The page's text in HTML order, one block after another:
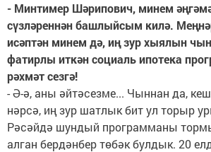
- Минтимер Шәрипович, минем
сүзләреннән башлыйсым килә.
исәптән минем дә, иң зур хыялын
фатирлы иткән социаль ипотека
рәхмәт сезгә!
- Ә-ә, аны әйтәсезме... Чыннан да,
нәрсә, иң зур шатлык бит ул торыр
Рәсәйдә шундый программаны
алган бердәнбер төбәк булдык. 20